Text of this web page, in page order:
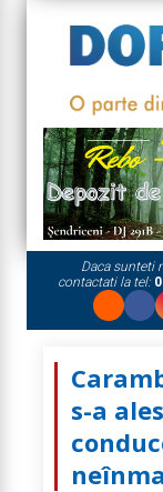
Daca sunteti
contactati la tel:
s-a